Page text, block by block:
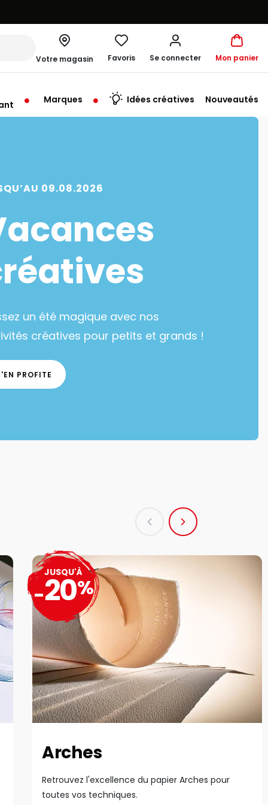
Votre magasin
à 19:30
Favoris Se connecter Mon panier
Marques Idées créatives Nouveautés
09.08.2026
un été magique avec nos
créatives pour petits et grands !
PROFITE
Arches
Retrouvez l'excellence du papier Arches pour
toutes vos techniques.
JUSQU'À
-20%